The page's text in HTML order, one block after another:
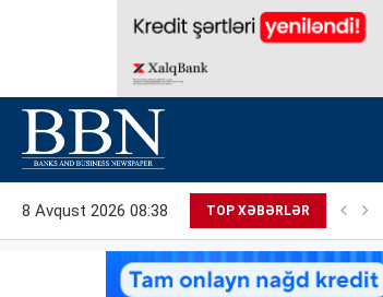
8 Avqust 2026 08:38 TOP XƏBƏRLƏR